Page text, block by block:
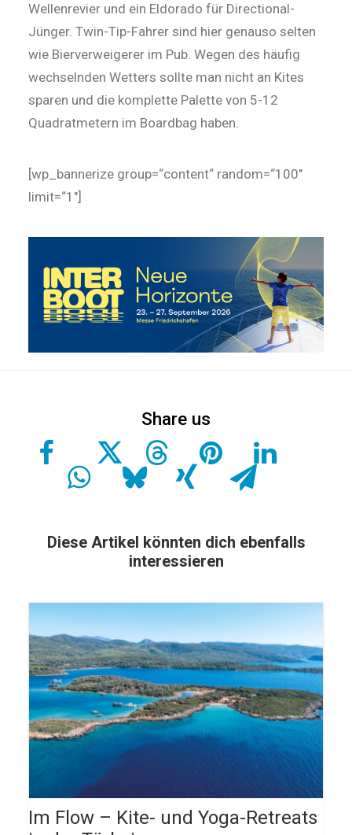
Wellenrevier und ein Eldorado für Directional-
Jünger. Twin-Tip-Fahrer sind hier genauso selten
wie Bierverweigerer im Pub. Wegen des häufig
wechselnden Wetters sollte man nicht an Kites
sparen und die komplette Palette von 5-12
Quadratmetern im Boardbag haben.
[wp_bannerize group=“content“ random=“100″
limit=“1″]
Diese Artikel könnten dich ebenfalls
interessieren
Im Flow – Kite- und Yoga-Retreats